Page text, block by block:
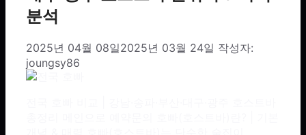
분석
2025년 04월 08일2025년 03월 24일 작성자:
joungsy86